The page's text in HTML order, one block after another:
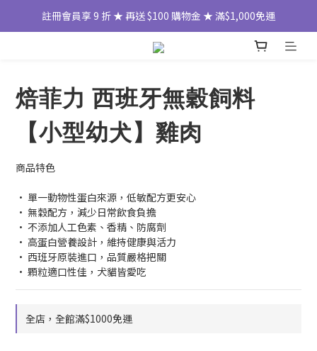
註冊會員享 9 折 ★ 再送 $100 購物金 ★ 滿$1,000免運
焙菲力 西班牙無穀飼料
【小型幼犬】雞肉
商品特色
• 單一動物性蛋白來源，低敏配方更安心
• 無穀配方，減少日常飲食負擔
• 不添加人工色素、香精、防腐劑
• 高蛋白營養設計，維持健康與活力
• 西班牙原裝進口，品質嚴格把關
• 顆粒適口性佳，犬貓皆愛吃
全店，全館滿$1000免運